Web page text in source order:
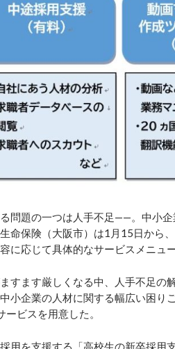
問題の一つは人手不足——。中小
命保険（大阪市）は1月15日から
に応じて具体的なサービスメニュ
すます厳しくなる中、人手不足の
小企業の人材に関する幅広い困り
ービスを用意した。
用を支援する「高校生の新卒採用